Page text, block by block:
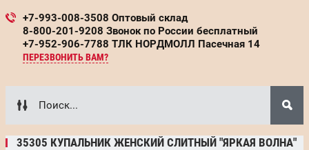
+7-993-008-3508 Оптовый склад
8-800-201-9208 Звонок по России бесплатный
+7-952-906-7788 ТЛК НОРДМОЛЛ Пасечная 14
ПЕРЕЗВОНИТЬ ВАМ?
35305 КУПАЛЬНИК ЖЕНСКИЙ СЛИТНЫЙ "ЯРКАЯ ВОЛНА"